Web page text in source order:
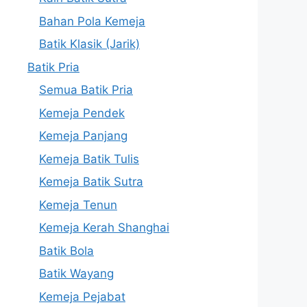
Bahan Pola Kemeja
Batik Klasik (Jarik)
Batik Pria
Semua Batik Pria
Kemeja Pendek
Kemeja Panjang
Kemeja Batik Tulis
Kemeja Batik Sutra
Kemeja Tenun
Kemeja Kerah Shanghai
Batik Bola
Batik Wayang
Kemeja Pejabat